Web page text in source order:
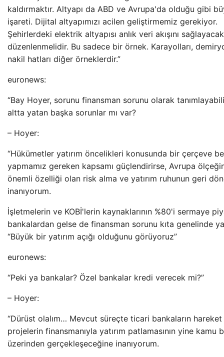
kaldırmaktır. Altyapı da ABD ve Avrupa'da olduğu gibi
işareti. Dijital altyapımızı acilen geliştirmemiz gerekiyor.
Şehirlerdeki elektrik altyapısı anlık veri akışını
düzenlenmelidir. Bu sadece bir örnek. Karayolları,
nakil hatları diğer örneklerdir.”
euronews:
“Bay Hoyer, sorunu finansman sorunu olarak
altta yatan başka sorunlar mı var?
– Hoyer:
“Hükümetler yatırım öncelikleri konusunda bir çerçeve
yapmamız gereken kapsamı güçlendirirse, Avrupa
önemli özelliği olan risk alma ve yatırım ruhunun geri
inanıyorum.
İşletmelerin ve KOBİ'lerin kaynaklarının %80'i sermaye
bankalardan gelse de finansman sorunu kıta genelinde
“Büyük bir yatırım açığı olduğunu görüyoruz”
euronews:
“Peki ya bankalar? Özel bankalar kredi verecek mi?”
– Hoyer:
“Dürüst olalım… Mevcut süreçte ticari bankaların hareket
projelerin finansmanıyla yatırım patlamasının yine kamu
üzerinden gerçekleşeceğine inanıyorum.